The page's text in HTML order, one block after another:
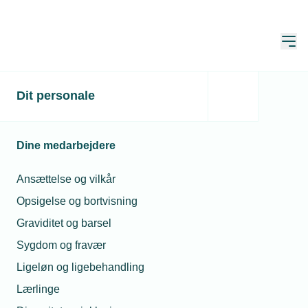
Dit personale
Dine medarbejdere
Ansættelse og vilkår
Opsigelse og bortvisning
Graviditet og barsel
Sygdom og fravær
Ligeløn og ligebehandling
Lærlinge
Fyraftensmøde om ny
Arbejdsgiverne
Sydsjælland & Øerne
Arbejdsgiverne Sydsjælland & Øerne
inviterer til fyraftensmøde om ny
atomkraft